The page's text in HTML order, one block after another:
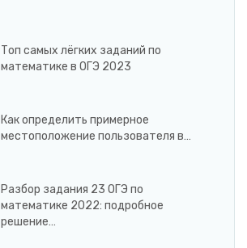
Топ самых лёгких заданий по
математике в ОГЭ 2023
Как определить примерное
местоположение пользователя в…
Разбор задания 23 ОГЭ по
математике 2022: подробное
решение…